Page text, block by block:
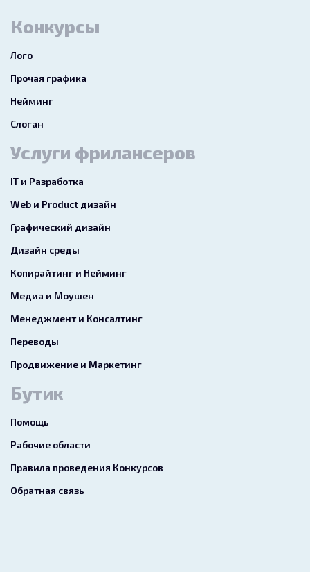
Конкурсы
Лого
Прочая графика
Нейминг
Слоган
Услуги фрилансеров
IT и Разработка
Web и Product дизайн
Графический дизайн
Дизайн среды
Копирайтинг и Нейминг
Медиа и Моушен
Менеджмент и Консалтинг
Переводы
Продвижение и Маркетинг
Бутик
Помощь
Рабочие области
Правила проведения Конкурсов
Обратная связь